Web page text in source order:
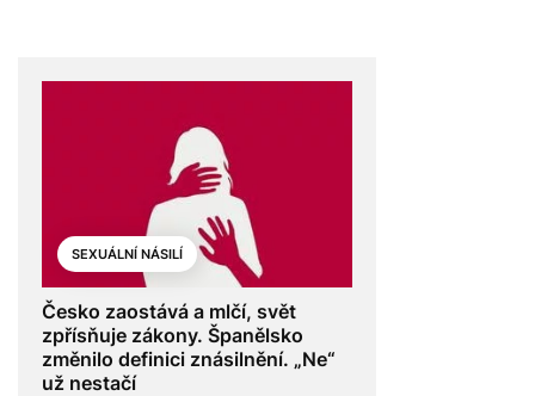
SEXUÁLNÍ NÁSILÍ
Česko zaostává a mlčí, svět
zpřísňuje zákony. Španělsko
změnilo definici znásilnění. „Ne“
už nestačí